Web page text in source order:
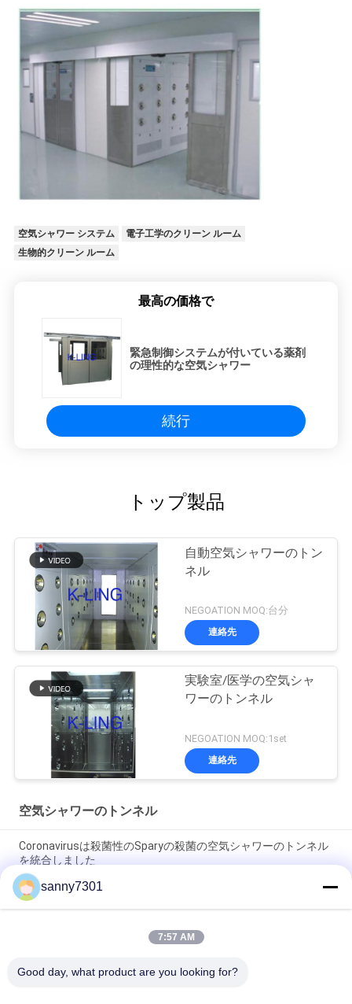
空気シャワー システム
電子工学のクリーン ルーム
生物的クリーン ルーム
最高の価格で
緊急制御システムが付いている薬剤
の理性的な空気シャワー
続行
トップ製品
自動空気シャワーのトン
ネル
NEGOATION MOQ:台分
連絡先
実験室/医学の空気シャ
ワーのトンネル
NEGOATION MOQ:1set
連絡先
空気シャワーのトンネル
Coronavirusは殺菌性のSparyの殺菌の空気シャワーのトンネル
を統合しました
自動誘導のドアの商品の空気シャワーのトンネル3 -味方された
カスタマイズ可能
粉が付いている自動引き戸のエアー シャワー室は壁/DCモータ
sanny7301
7:57 AM
Good day, what product are you looking for?